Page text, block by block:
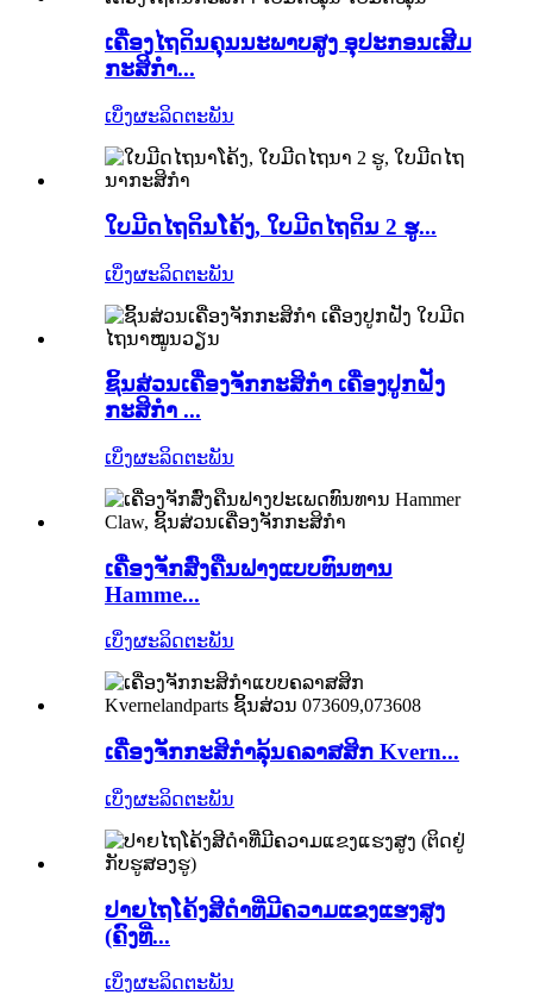
ເຄື່ອງໄຖດິນຄຸນນະພາບສູງ ອຸປະກອນເສີມ
ກະສິກຳ...
ເບິ່ງຜະລິດຕະພັນ
ໃບມີດໄຖດິນໂຄ້ງ, ໃບມີດໄຖດິນ 2 ຮູ...
ເບິ່ງຜະລິດຕະພັນ
ຊິ້ນສ່ວນເຄື່ອງຈັກກະສິກຳ ເຄື່ອງປູກຝັງ
ກະສິກຳ ...
ເບິ່ງຜະລິດຕະພັນ
ເຄື່ອງຈັກສົ່ງຄືນຟາງແບບທົນທານ
Hamme...
ເບິ່ງຜະລິດຕະພັນ
ເຄື່ອງຈັກກະສິກຳລຸ້ນຄລາສສິກ Kvern...
ເບິ່ງຜະລິດຕະພັນ
ປາຍໄຖໂຄ້ງສີດຳທີ່ມີຄວາມແຂງແຮງສູງ
(ຄົງທີ່...
ເບິ່ງຜະລິດຕະພັນ